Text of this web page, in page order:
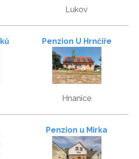
Lukov
Penzion U Hrnčíře
Hnanice
Penzion u Mirka